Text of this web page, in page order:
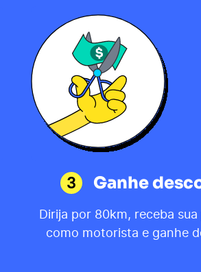
3 Ganhe
Dirija por 80km, receba
como motorista e ganhe